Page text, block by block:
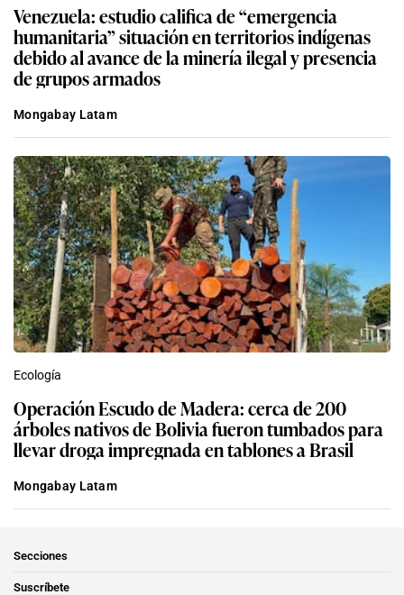
Venezuela: estudio califica de “emergencia
humanitaria” situación en territorios indígenas
debido al avance de la minería ilegal y presencia
de grupos armados
Mongabay Latam
Ecología
Operación Escudo de Madera: cerca de 200
árboles nativos de Bolivia fueron tumbados para
llevar droga impregnada en tablones a Brasil
Mongabay Latam
Secciones
Suscríbete